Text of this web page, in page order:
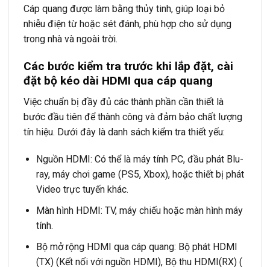
Cáp quang được làm bằng thủy tinh, giúp loại bỏ
nhiễu điện từ hoặc sét đánh, phù hợp cho sử dụng
trong nhà và ngoài trời.
Các bước kiểm tra trước khi lắp đặt, cài
đặt bộ kéo dài HDMI qua cáp quang
Việc chuẩn bị đầy đủ các thành phần cần thiết là
bước đầu tiên để thành công và đảm bảo chất lượng
tín hiệu. Dưới đây là danh sách kiểm tra thiết yếu:
Nguồn HDMI: Có thể là máy tính PC, đầu phát Blu-
ray, máy chơi game (PS5, Xbox), hoặc thiết bị phát
Video trực tuyến khác.
Màn hình HDMI: TV, máy chiếu hoặc màn hình máy
tính.
Bộ mở rộng HDMI qua cáp quang: Bộ phát HDMI
(TX) (Kết nối với nguồn HDMI), Bộ thu HDMI(RX) (